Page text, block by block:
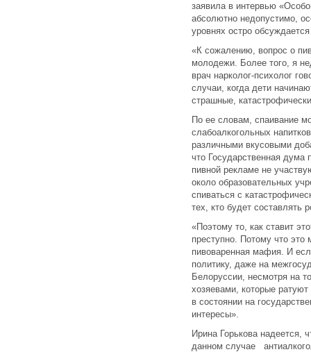
заявила в интервью
абсолютно недопустимо,
уровнях остро
«К сожалению, вопрос о
молодежи. Более того, я
врач нарколог-психолог
случаи, когда дети
страшные,
По ее словам, спаивание
слабоалкогольных
различными вкусовыми
что Государственная дума
пивной рекламе не
около образовательных
спиваться с
тех, кто будет составлять
«Поэтому то, как ставит
преступно. Потому что это
пивоваренная мафия. И
политику, даже на
Белоруссии, несмотря на
хозяевами, которые
в состоянии на
интересы».
Ирина Горькова надеется,
данном случае